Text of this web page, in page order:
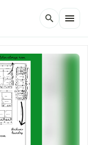
search menu